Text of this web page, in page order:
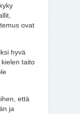
ovat
hyvä
taito
että
ja